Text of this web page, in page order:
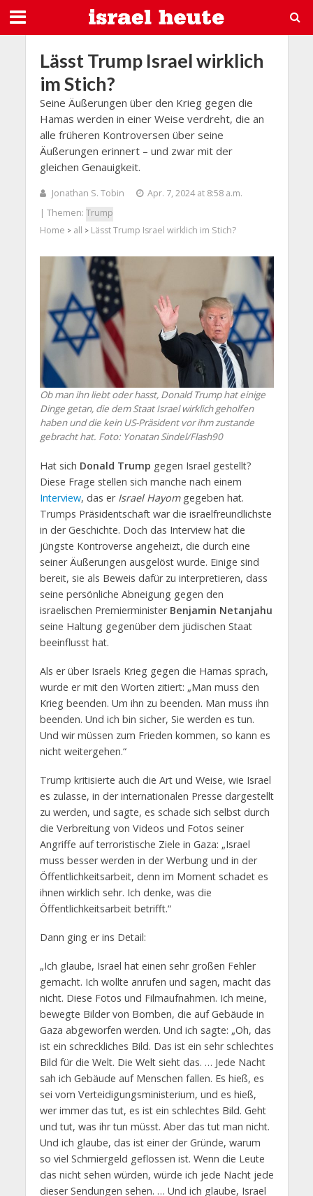
Lässt Trump Israel wirklich
im Stich?
Seine Äußerungen über den Krieg gegen die
Hamas werden in einer Weise verdreht, die an
alle früheren Kontroversen über seine
Äußerungen erinnert – und zwar mit der
gleichen Genauigkeit.
Jonathan S. Tobin
Apr. 7, 2024 at 8:58 a.m.
| Themen: Trump
Home > all > Lässt Trump Israel wirklich im Stich?
Ob man ihn liebt oder hasst, Donald Trump hat einige
Dinge getan, die dem Staat Israel wirklich geholfen
haben und die kein US-Präsident vor ihm zustande
gebracht hat. Foto: Yonatan Sindel/Flash90
Hat sich Donald Trump gegen Israel gestellt?
Diese Frage stellen sich manche nach einem
Interview, das er Israel Hayomgegeben hat.
Trumps Präsidentschaft war die israelfreundlichste
in der Geschichte. Doch das Interview hat die
jüngste Kontroverse angeheizt, die durch eine
seiner Äußerungen ausgelöst wurde. Einige sind
bereit, sie als Beweis dafür zu interpretieren, dass
seine persönliche Abneigung gegen den
israelischen Premierminister Benjamin Netanjahu
seine Haltung gegenüber dem jüdischen Staat
beeinflusst hat.
Als er über Israels Krieg gegen die Hamas sprach,
wurde er mit den Worten zitiert: „Man muss den
Krieg beenden. Um ihn zu beenden. Man muss ihn
beenden. Und ich bin sicher, Sie werden es tun.
Und wir müssen zum Frieden kommen, so kann es
nicht weitergehen.“
Trump kritisierte auch die Art und Weise, wie Israel
es zulasse, in der internationalen Presse dargestellt
zu werden, und sagte, es schade sich selbst durch
die Verbreitung von Videos und Fotos seiner
Angriffe auf terroristische Ziele in Gaza: „Israel
muss besser werden in der Werbung und in der
Öffentlichkeitsarbeit, denn im Moment schadet es
ihnen wirklich sehr. Ich denke, was die
Öffentlichkeitsarbeit betrifft.“
Dann ging er ins Detail:
„Ich glaube, Israel hat einen sehr großen Fehler
gemacht. Ich wollte anrufen und sagen, macht das
nicht. Diese Fotos und Filmaufnahmen. Ich meine,
bewegte Bilder von Bomben, die auf Gebäude in
Gaza abgeworfen werden. Und ich sagte: „Oh, das
ist ein schreckliches Bild. Das ist ein sehr schlechtes
Bild für die Welt. Die Welt sieht das. … Jede Nacht
sah ich Gebäude auf Menschen fallen. Es hieß, es
sei vom Verteidigungsministerium, und es hieß,
wer immer das tut, es ist ein schlechtes Bild. Geht
und tut, was ihr tun müsst. Aber das tut man nicht.
Und ich glaube, das ist einer der Gründe, warum
so viel Schmiergeld geflossen ist. Wenn die Leute
das nicht sehen würden, würde ich jede Nacht jede
dieser Sendungen sehen. … Und ich glaube, Israel